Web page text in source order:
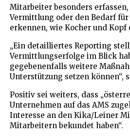
Mitarbeiter besonders
Vermittlung oder den Bedarf für
erkennen, wie Kocher und Kopf
„Ein detailliertes Reporting
Vermittlungserfolge im Blick
gegebenenfalls weitere
Unterstützung setzen können“,
Positiv sei weiters, dass
Unternehmen auf das AMS
Interesse an den Kika/Leiner
Mitarbeitern bekundet haben“.